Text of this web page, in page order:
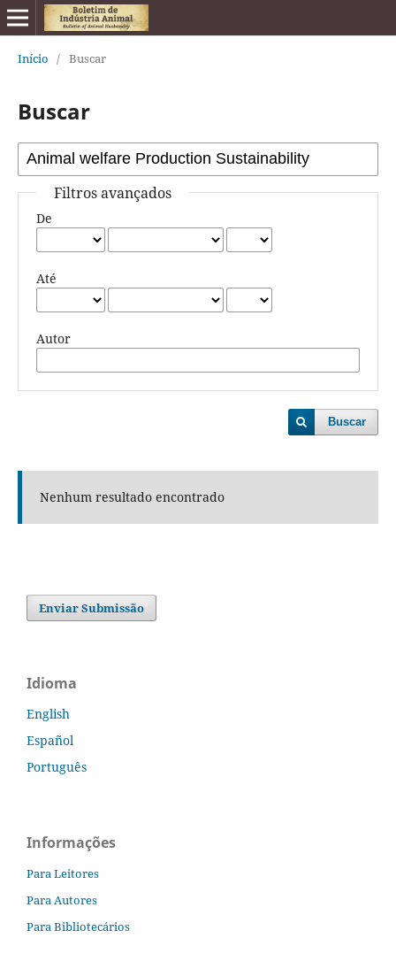
Início / Buscar
Buscar
Filtros avançados
De
Até
Autor
Buscar
Nenhum resultado encontrado
Enviar Submissão
Idioma
English
Español
Português
Informações
Para Leitores
Para Autores
Para Bibliotecários